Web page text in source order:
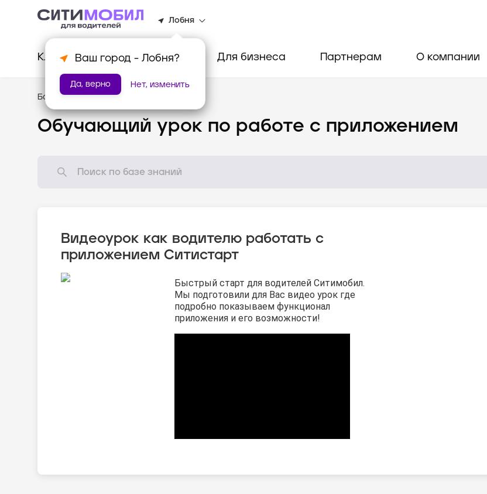
Лобня
Ваш город - Лобня?
Да, верно Нет, изменить
Клиентам Водителям Для бизнеса Партнерам О компании
База знаний /Видеоуроки
Обучающий урок по работе с приложением
Видеоурок как водителю работать с
приложением Ситистарт
Быстрый старт для водителей Ситимобил.
Мы подготовили для Вас видео урок где
подробно показываем функционал
приложения и его возможности!